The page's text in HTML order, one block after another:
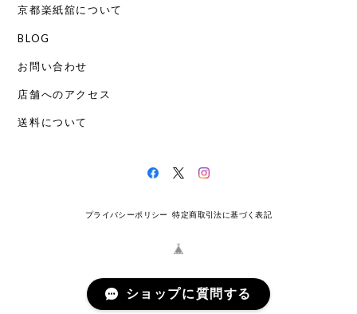
京都楽紙舘について
BLOG
お問い合わせ
店舗へのアクセス
送料について
プライバシーポリシー 特定商取引法に基づく表記
ショップに質問する